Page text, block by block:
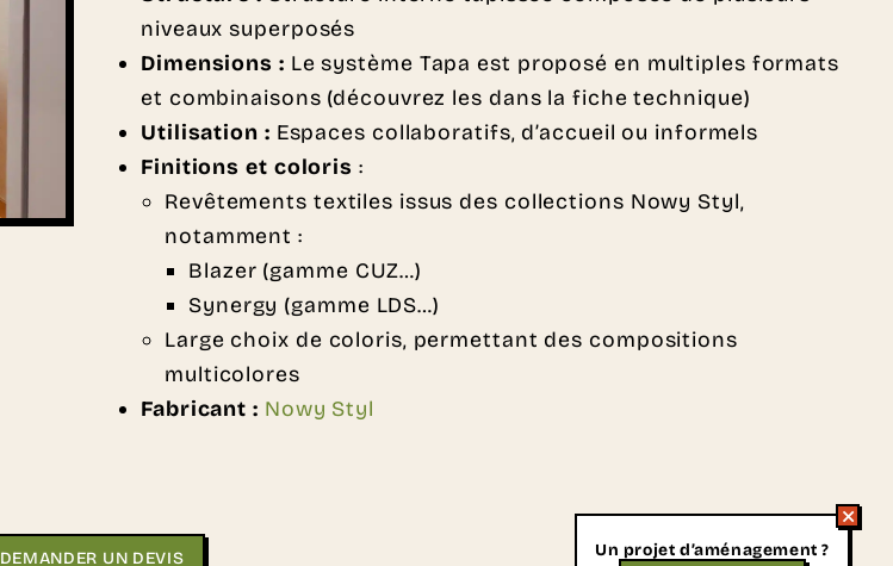
niveaux superposés
Dimensions : Le système Tapa est proposé en multiples formats
et combinaisons (découvrez les dans la fiche technique)
Utilisation : Espaces collaboratifs, d’accueil ou informels
Finitions et coloris :
Revêtements textiles issus des collections Nowy Styl,
notamment :
Blazer (gamme CUZ…)
Synergy (gamme LDS…)
Large choix de coloris, permettant des compositions
multicolores
Fabricant : Nowy Styl
DEMANDER UN DEVIS Un projet d’aménagement ?